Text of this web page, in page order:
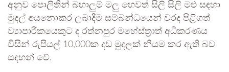
අනුව පොලිතින් බහාලුම් මලු හෙවත් සිලි සිලි මළු සඳහා
මුදල් අයනොකර ලබාදීම සම්බන්ධයෙන් වරද පිළිගත්
ව්‍යාපාරිකයෙකුට ද රත්නපුර මහේස්ත්‍රාත් අධිකරණය
විසින් රුපියල් 10,000ක දඩ මුදලක් නියම කර ඇති බව
සඳහන් වේ.